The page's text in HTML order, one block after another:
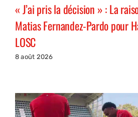
« J’ai pris la décision » : La
Matias Fernandez-Pardo pour
LOSC
8 août 2026